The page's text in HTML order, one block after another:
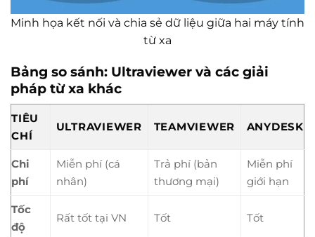
Minh họa kết nối và chia sẻ dữ liệu giữa hai máy tính
từ xa
Bảng so sánh: Ultraviewer và các giải
pháp từ xa khác
TIÊU
CHÍ
ULTRAVIEWER TEAMVIEWER ANYDESK
Chi
phí
Miễn phí (cá
nhân)
Trả phí (bản
thương mại)
Miễn phí
giới hạn
Tốc
độ
Rất tốt tại VN Tốt Tốt